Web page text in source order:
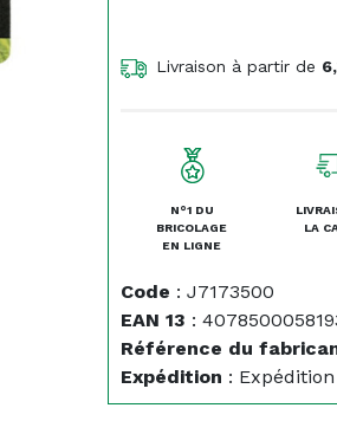
Livraison à partir de
N°1 DU
BRICOLAGE
EN LIGNE
LA
Code : J7173500
EAN 13 :
Référence du
Expédition :